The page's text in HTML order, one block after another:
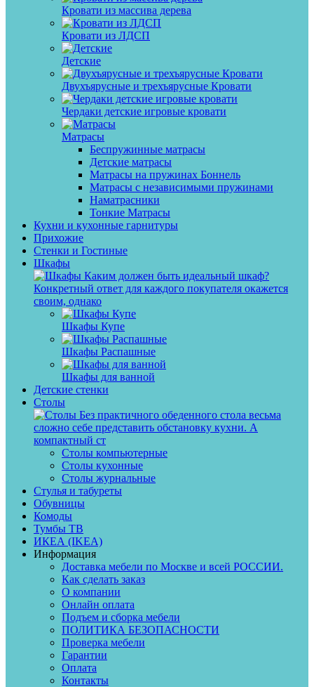
Кровати из массива дерева
Кровати из ЛДСП
Детские
Двухъярусные и трехъярусные Кровати
Чердаки детские игровые кровати
Матрасы
Беспружинные матрасы
Детские матрасы
Матрасы на пружинах Боннель
Матрасы с независимыми пружинами
Наматрасники
Тонкие Матрасы
Кухни и кухонные гарнитуры
Прихожие
Стенки и Гостиные
Шкафы
Каким должен быть идеальный шкаф?
Конкретный ответ для каждого покупателя окажется
своим, однако
Шкафы Купе
Шкафы Распашные
Шкафы для ванной
Детские стенки
Столы
Без практичного обеденного стола весьма
сложно себе представить обстановку кухни. А
компактный ст
Столы компьютерные
Столы кухонные
Столы журнальные
Стулья и табуреты
Обувницы
Комоды
Тумбы ТВ
ИКЕА (IKEA)
Информация
Доставка мебели по Москве и всей РОССИИ.
Как сделать заказ
О компании
Онлайн оплата
Подъем и сборка мебели
ПОЛИТИКА БЕЗОПАСНОСТИ
Проверка мебели
Гарантии
Оплата
Контакты